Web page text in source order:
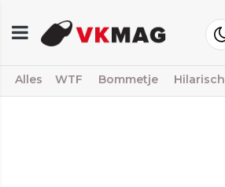
Alles WTF Bommetje Hilarisch